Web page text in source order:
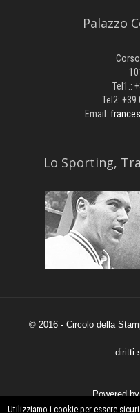
Palazzo
Tel1.:
Tel2:
Email:
​Lo Sporting,
© 2016 - Circolo della
diritti
Powered
Utilizziamo i cookie per essere